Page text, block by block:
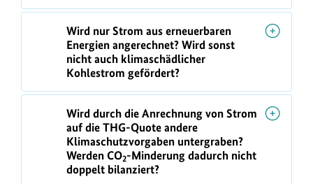
Wird nur Strom aus erneuerbaren
Energien angerechnet? Wird sonst
nicht auch klimaschädlicher
Kohlestrom gefördert?
Wird durch die Anrechnung von Strom
auf die THG-Quote andere
Klimaschutzvorgaben untergraben?
Werden CO2-Minderung dadurch nicht
doppelt bilanziert?